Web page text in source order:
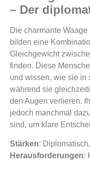
– Der
Die charmante
bilden eine
Gleichgewicht
finden. Diese
und wissen, wie sie in
während sie
den Augen verlieren.
jedoch manchmal
sind, um klare
Stärken:
Herausforderungen: